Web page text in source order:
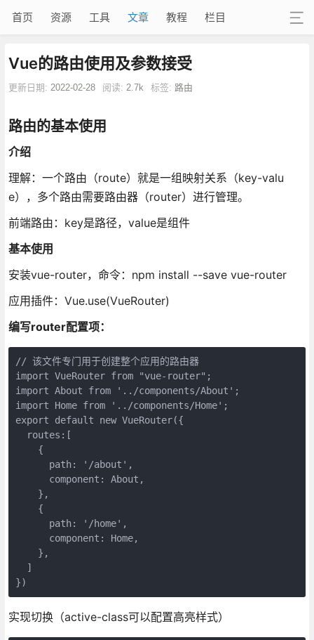
首页 资源 工具 文章 教程 栏目
Vue的路由使用及参数接受
更新日期: 2022-02-28 阅读: 2.7k 标签: 路由
路由的基本使用
介绍
理解：一个路由（route）就是一组映射关系（key-valu
e），多个路由需要路由器（router）进行管理。
前端路由：key是路径，value是组件
基本使用
安装vue-router，命令：npm install --save vue-router
应用插件：Vue.use(VueRouter)
编写router配置项：
// 该文件专门用于创建整个应用的路由器
import VueRouter from "vue-router";
import About from '../components/About';
import Home from '../components/Home';
export default new VueRouter({
  routes:[
    {
      path: '/about',
      component: About,
    },
    {
      path: '/home',
      component: Home,
    },
  ]
实现切换（active-class可以配置高亮样式）